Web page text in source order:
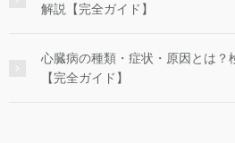
解説【完全ガイド】
心臓病の種類・症状・原因とは？
【完全ガイド】